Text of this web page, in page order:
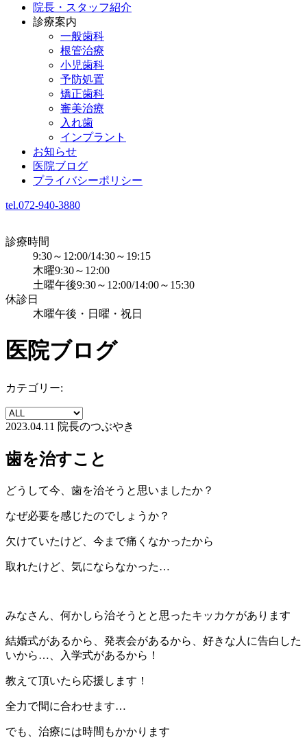
院長・スタッフ紹介
診療案内
一般歯科
根管治療
小児歯科
予防処置
矯正歯科
審美治療
入れ歯
インプラント
お知らせ
医院ブログ
プライバシーポリシー
tel.072-940-3880
診療時間
9:30～12:00/14:30～19:15
木曜9:30～12:00
土曜午後9:30～12:00/14:00～15:30
休診日
木曜午後・日曜・祝日
医院ブログ
カテゴリー:
2023.04.11 院長のつぶやき
歯を治すこと
どうして今、歯を治そうと思いましたか？
なぜ必要を感じたのでしょうか？
欠けていたけど、今まで痛くなかったから
取れたけど、気にならなかった…
みなさん、何かしら治そうとと思ったキッカケがあります
結婚式があるから、発表会があるから、好きな人に告白した
いから…、入学式があるから！
教えて頂いたら応援します！
全力で間に合わせます…
でも、治療には時間もかかります